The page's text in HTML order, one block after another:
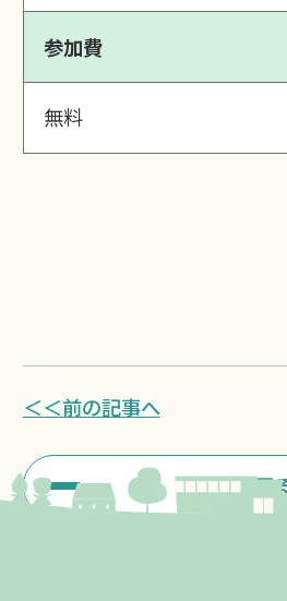
参加費
無料
＜＜前の記事へ
一覧に戻